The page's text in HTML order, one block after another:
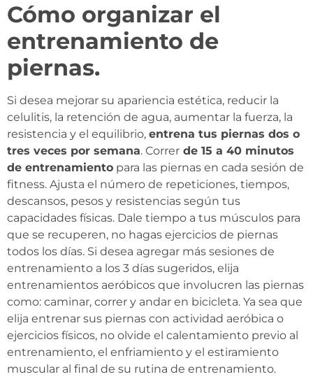
Cómo organizar el
entrenamiento de
piernas.
Si desea mejorar su apariencia estética, reducir la
celulitis, la retención de agua, aumentar la fuerza, la
resistencia y el equilibrio, entrena tus piernas dos o
tres veces por semana. Correr de 15 a 40 minutos
de entrenamiento para las piernas en cada sesión de
fitness. Ajusta el número de repeticiones, tiempos,
descansos, pesos y resistencias según tus
capacidades físicas. Dale tiempo a tus músculos para
que se recuperen, no hagas ejercicios de piernas
todos los días. Si desea agregar más sesiones de
entrenamiento a los 3 días sugeridos, elija
entrenamientos aeróbicos que involucren las piernas
como: caminar, correr y andar en bicicleta. Ya sea que
elija entrenar sus piernas con actividad aeróbica o
ejercicios físicos, no olvide el calentamiento previo al
entrenamiento, el enfriamiento y el estiramiento
muscular al final de su rutina de entrenamiento.